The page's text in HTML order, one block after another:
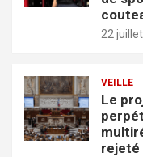
22
VEILLE
Le
rejeté